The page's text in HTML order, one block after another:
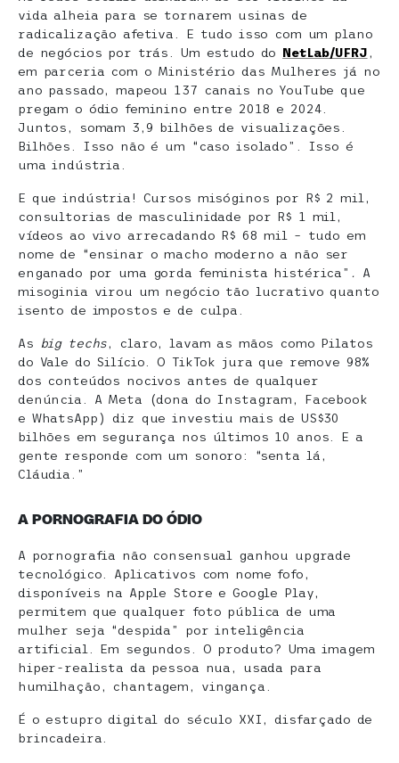
vida alheia para se tornarem usinas de
radicalização afetiva. E tudo isso com um plano
de negócios por trás. Um estudo do NetLab/UFRJ ,
em parceria com o Ministério das Mulheres já no
ano passado, mapeou 137 canais no YouTube que
pregam o ódio feminino entre 2018 e 2024.
Juntos, somam 3,9 bilhões de visualizações.
Bilhões. Isso não é um “caso isolado”. Isso é
uma indústria.
E que indústria! Cursos misóginos por R$ 2 mil,
consultorias de masculinidade por R$ 1 mil,
vídeos ao vivo arrecadando R$ 68 mil – tudo em
nome de “ensinar o macho moderno a não ser
enganado por uma gorda feminista histérica” .
A
misoginia virou um negócio tão lucrativo quanto
isento de impostos e de culpa.
As big techs, claro, lavam as mãos como Pilatos
do Vale do Silício. O TikTok jura que remove 98%
dos conteúdos nocivos antes de qualquer
denúncia. A Meta (dona do Instagram, Facebook
e WhatsApp) diz que investiu mais de US$30
bilhões em segurança nos últimos 10 anos. E a
gente responde com um sonoro: “senta lá,
Cláudia.”
A PORNOGRAFIA DO ÓDIO
A pornografia não consensual ganhou upgrade
tecnológico. Aplicativos com nome fofo,
disponíveis na Apple Store e Google Play,
permitem que qualquer foto pública de uma
mulher seja “despida” por inteligência
artificial. Em segundos. O produto? Uma imagem
hiper-realista da pessoa nua, usada para
humilhação, chantagem, vingança.
É o estupro digital do século XXI, disfarçado de
brincadeira.